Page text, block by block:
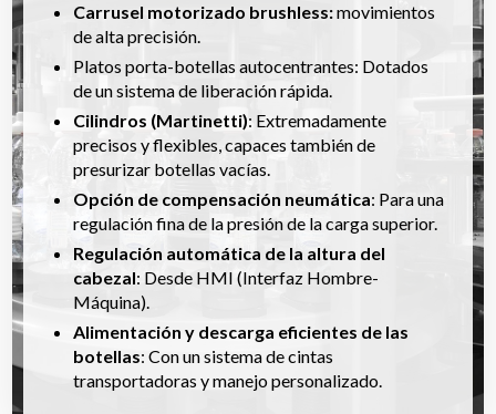
Carrusel motorizado brushless:movimientos
de alta precisión.
Platos porta-botellas autocentrantes: Dotados
de un sistema de liberación rápida.
Cilindros (Martinetti): Extremadamente
precisos y flexibles, capaces también de
presurizar botellas vacías.
Opción de compensación neumática: Para una
regulación fina de la presión de la carga superior.
Regulación automática de la altura del
cabezal: Desde HMI (Interfaz Hombre-
Máquina).
Alimentación y descarga eficientes de las
botellas: Con un sistema de cintas
transportadoras y manejo personalizado.